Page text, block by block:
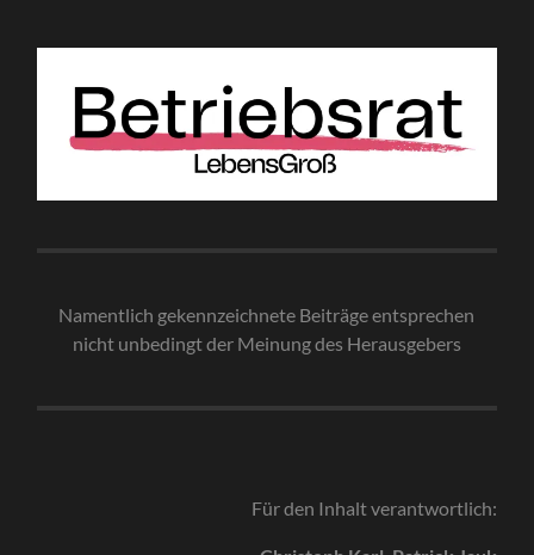
Namentlich gekennzeichnete Beiträge entsprechen
nicht unbedingt der Meinung des Herausgebers
Für den Inhalt verantwortlich: